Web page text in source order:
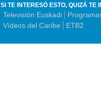
SI TE INTERESÓ ESTO, QUIZÁ TE
Televisión Euskadi
Vídeos del Caribe
ETB2